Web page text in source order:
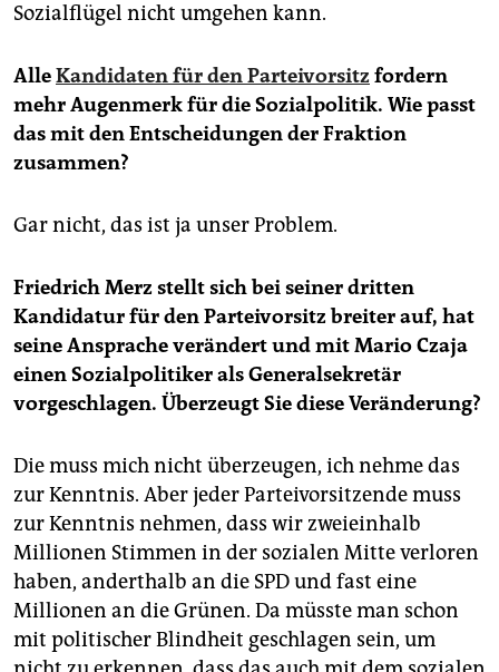
Sozialflügel nicht umgehen kann.
AlleKandidaten für den ­Parteivorsitz fordern
mehr Augenmerk für die Sozialpolitik. Wie passt
das mit den Entscheidungen der Fraktion
zusammen?
Gar nicht, das ist ja unser Problem.
Friedrich Merz stellt sich bei seiner dritten
Kandidatur für den Parteivorsitz breiter auf, hat
seine Ansprache verändert und mit Mario Czaja
einen Sozialpolitiker als Generalsekretär
vorgeschlagen. Überzeugt Sie diese Veränderung?
Die muss mich nicht überzeugen, ich nehme das
zur Kenntnis. Aber jeder Parteivorsitzende muss
zur Kenntnis nehmen, dass wir zweieinhalb
Millionen Stimmen in der sozialen Mitte verloren
haben, anderthalb an die SPD und fast eine
Millionen an die Grünen. Da müsste man schon
mit politischer Blindheit geschlagen sein, um